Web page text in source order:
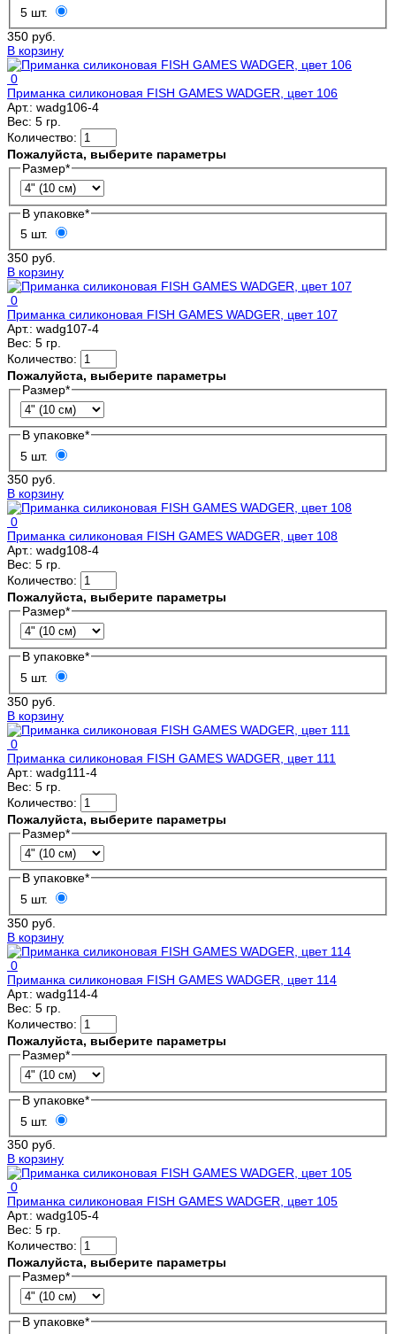
5 шт.
350 руб.
В корзину
0
Приманка силиконовая FISH GAMES WADGER, цвет 106
Арт.: wadg106-4
Вес: 5 гр.
Количество:
Пожалуйста, выберите параметры
Размер*
В упаковке*
5 шт.
350 руб.
В корзину
0
Приманка силиконовая FISH GAMES WADGER, цвет 107
Арт.: wadg107-4
Вес: 5 гр.
Количество:
Пожалуйста, выберите параметры
Размер*
В упаковке*
5 шт.
350 руб.
В корзину
0
Приманка силиконовая FISH GAMES WADGER, цвет 108
Арт.: wadg108-4
Вес: 5 гр.
Количество:
Пожалуйста, выберите параметры
Размер*
В упаковке*
5 шт.
350 руб.
В корзину
0
Приманка силиконовая FISH GAMES WADGER, цвет 111
Арт.: wadg111-4
Вес: 5 гр.
Количество:
Пожалуйста, выберите параметры
Размер*
В упаковке*
5 шт.
350 руб.
В корзину
0
Приманка силиконовая FISH GAMES WADGER, цвет 114
Арт.: wadg114-4
Вес: 5 гр.
Количество:
Пожалуйста, выберите параметры
Размер*
В упаковке*
5 шт.
350 руб.
В корзину
0
Приманка силиконовая FISH GAMES WADGER, цвет 105
Арт.: wadg105-4
Вес: 5 гр.
Количество:
Пожалуйста, выберите параметры
Размер*
В упаковке*